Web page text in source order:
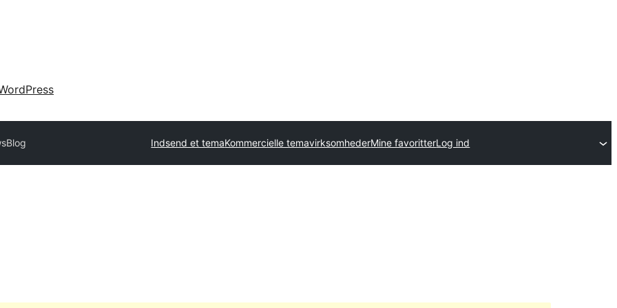
Indsend et temaKommercielle temavirksomhederMine favoritterLog ind